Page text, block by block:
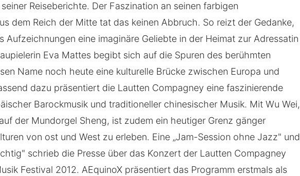
Reiseberichte. Der Faszination an seinen farbigen
dem Reich der Mitte tat das keinen Abbruch. So reizt der Gedanke,
Aufzeichnungen eine imaginäre Geliebte in der Heimat zur Adressatin
Eva Mattes begibt sich auf die Spuren des berühmten
Name noch heute eine kulturelle Brücke zwischen Europa und
dazu präsentiert die Lautten Compagney eine faszinierende
Barockmusik und traditioneller chinesischer Musik. Mit Wu Wei,
der Mundorgel Sheng, ist zudem ein heutiger Grenz gänger
von ost und West zu erleben. Eine „Jam-Session ohne Jazz" und
schrieb die Presse über das Konzert der Lautten Compagney
Festival 2012. AEquinoX präsentiert das Programm erstmals als